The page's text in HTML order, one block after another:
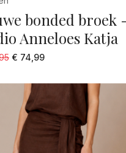
bonded broek
Anneloes Katja
€ 74,99